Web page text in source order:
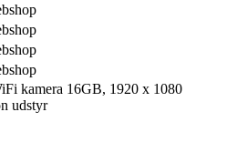
kamera 16GB, 1920 x 1080
udstyr